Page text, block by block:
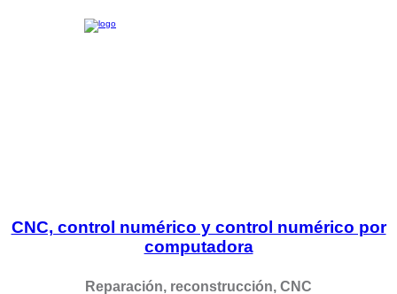
CNC, control numérico y control numérico por
computadora
Reparación, reconstrucción, CNC